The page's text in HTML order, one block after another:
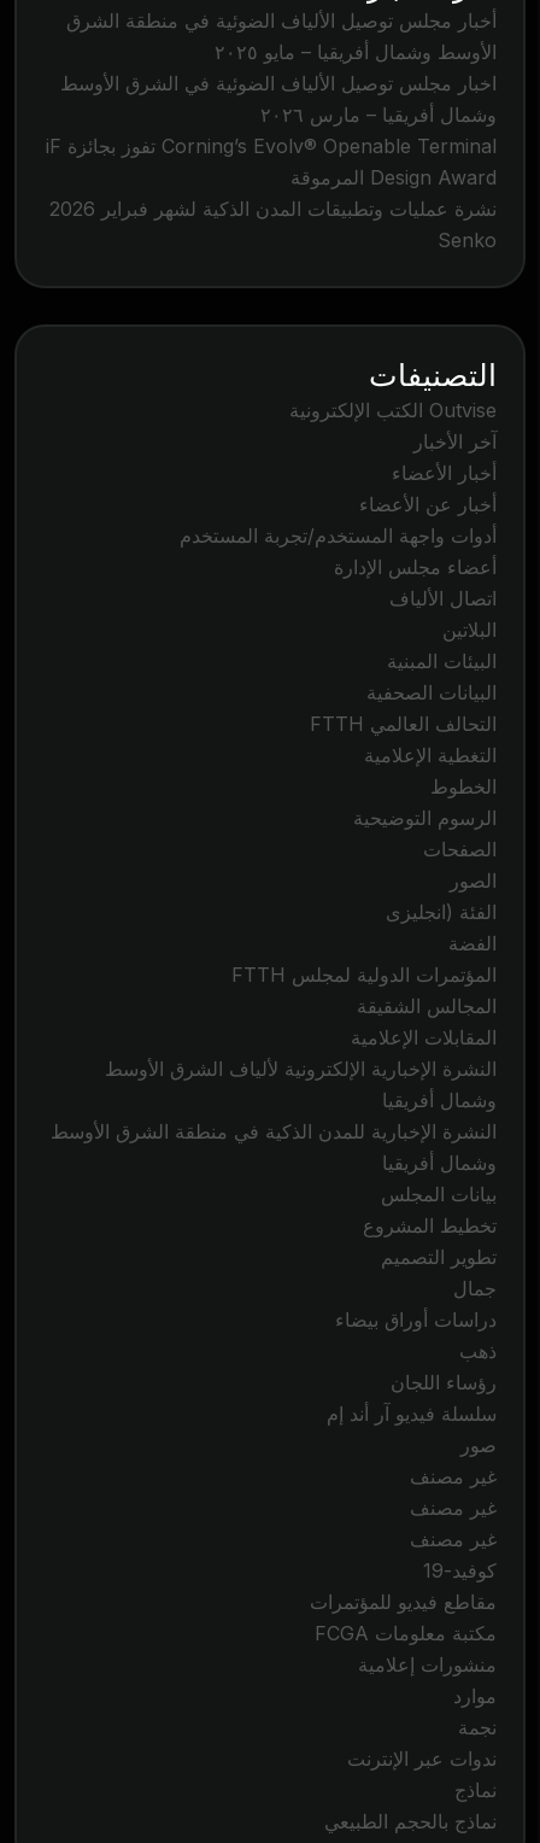
أخبار مجلس توصيل الألياف الضوئية في منطقة الشرق
الأوسط وشمال أفريقيا – مايو ٢٠٢٥
اخبار مجلس توصيل الألياف الضوئية في الشرق الأوسط
وشمال أفريقيا – مارس ٢٠٢٦
Corning’s Evolv® Openable Terminal تفوز بجائزة iF
Design Award المرموقة
نشرة عمليات وتطبيقات المدن الذكية لشهر فبراير 2026
Senko
التصنيفات
Outvise الكتب الإلكترونية
آخر الأخبار
أخبار الأعضاء
أخبار عن الأعضاء
أدوات واجهة المستخدم/تجربة المستخدم
أعضاء مجلس الإدارة
اتصال الألياف
البلاتين
البيئات المبنية
البيانات الصحفية
التحالف العالمي FTTH
التغطية الإعلامية
الخطوط
الرسوم التوضيحية
الصفحات
الصور
الفئة (انجليزى
الفضة
المؤتمرات الدولية لمجلس FTTH
المجالس الشقيقة
المقابلات الإعلامية
النشرة الإخبارية الإلكترونية لألياف الشرق الأوسط
وشمال أفريقيا
النشرة الإخبارية للمدن الذكية في منطقة الشرق الأوسط
وشمال أفريقيا
بيانات المجلس
تخطيط المشروع
تطوير التصميم
جمال
دراسات أوراق بيضاء
ذهب
رؤساء اللجان
سلسلة فيديو آر أند إم
صور
غير مصنف
غير مصنف
غير مصنف
كوفيد-19
مقاطع فيديو للمؤتمرات
مكتبة معلومات FCGA
منشورات إعلامية
موارد
نجمة
ندوات عبر الإنترنت
نماذج
نماذج بالحجم الطبيعي